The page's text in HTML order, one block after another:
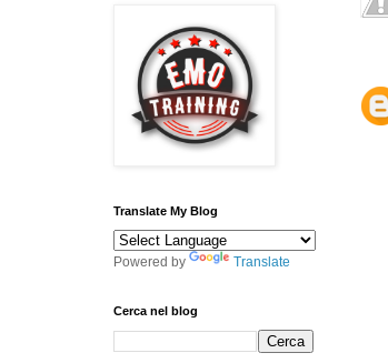
Translate My Blog
Powered by Translate
Cerca nel blog